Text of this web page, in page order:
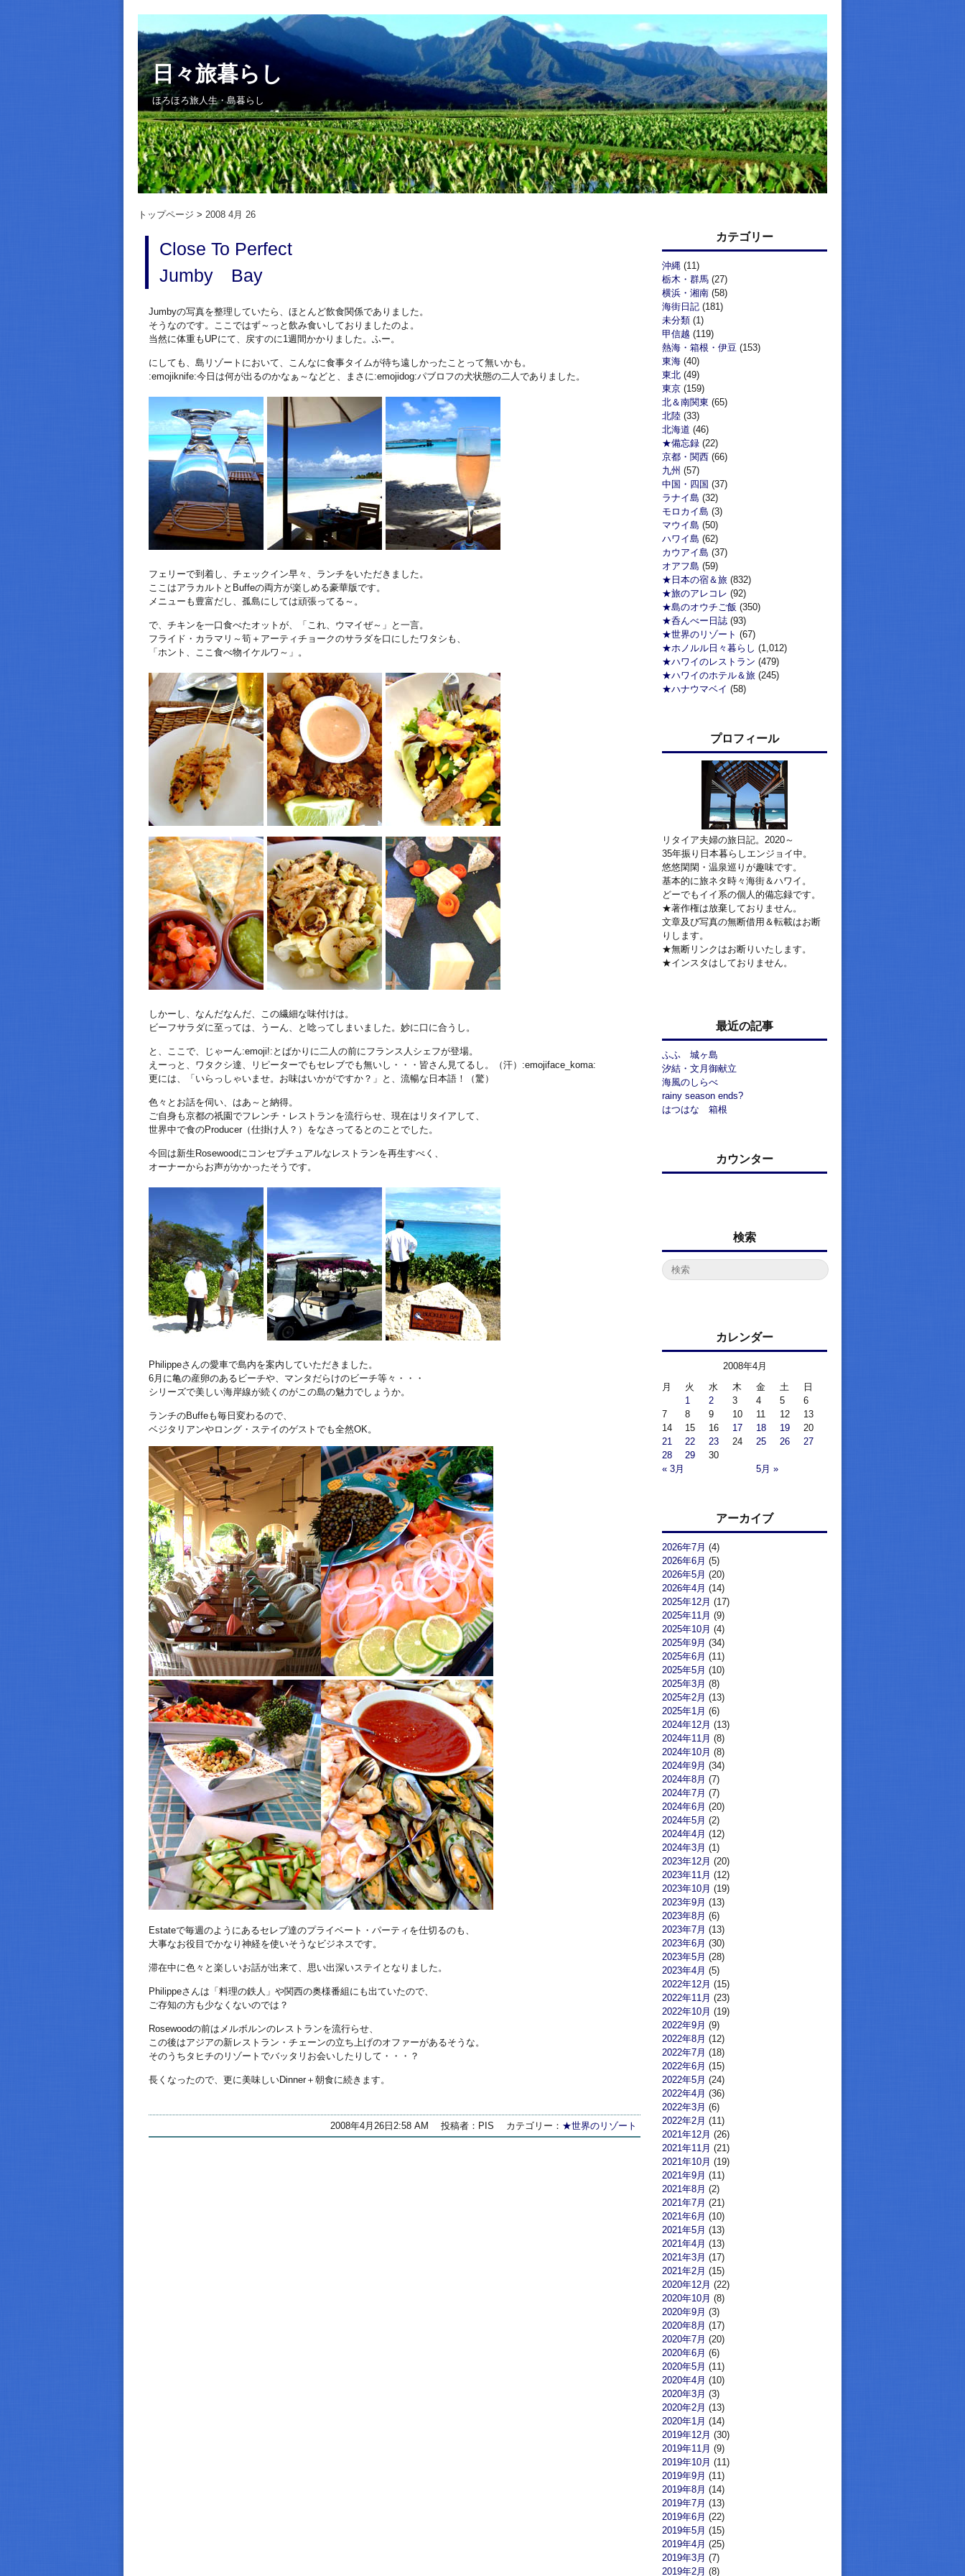
日々旅暮らし
ほろほろ旅人生・島暮らし
トップページ 2008 4月 26
Close To Perfect
Jumby Bay
Jumbyの写真を整理していたら、ほとんど飲食関係でありました。
そうなのです。ここではず～っと飲み食いしておりましたのよ。
当然に体重もUPにて、戻すのに1週間かかりました。ふー。
にしても、島リゾートにおいて、こんなに食事タイムが待ち遠しかったことって無いかも。
:emojiknife:今日は何が出るのかなぁ～などと、まさに:emojidog:パブロフの犬状態の二人でありました。
フェリーで到着し、チェックイン早々、ランチをいただきました。
ここはアラカルトとBuffeの両方が楽しめる豪華版です。
メニューも豊富だし、孤島にしては頑張ってる～。
で、チキンを一口食べたオットが、「これ、ウマイぜ～」と一言。
フライド・カラマリ～筍＋アーティチョークのサラダを口にしたワタシも、
「ホント、ここ食べ物イケルワ～」。
しかーし、なんだなんだ、この繊細な味付けは。
ビーフサラダに至っては、うーん、と唸ってしまいました。妙に口に合うし。
と、ここで、じゃーん:emoji!:とばかりに二人の前にフランス人シェフが登場。
えーっと、ワタクシ達、リピーターでもセレブでも無いし・・・皆さん見てるし。（汗）:emojiface_koma:
更には、「いらっしゃいませ。お味はいかがですか？」と、流暢な日本語！（驚）
色々とお話を伺い、はあ～と納得。
ご自身も京都の祇園でフレンチ・レストランを流行らせ、現在はリタイアして、
世界中で食のProducer（仕掛け人？）をなさってるとのことでした。
今回は新生Rosewoodにコンセプチュアルなレストランを再生すべく、
オーナーからお声がかかったそうです。
Philippeさんの愛車で島内を案内していただきました。
6月に亀の産卵のあるビーチや、マンタだらけのビーチ等々・・・
シリーズで美しい海岸線が続くのがこの島の魅力でしょうか。
ランチのBuffeも毎日変わるので、
ベジタリアンやロング・ステイのゲストでも全然OK。
Estateで毎週のようにあるセレブ達のプライベート・パーティを仕切るのも、
大事なお役目でかなり神経を使いそうなビジネスです。
滞在中に色々と楽しいお話が出来て、思い出深いステイとなりました。
Philippeさんは「料理の鉄人」や関西の奥様番組にも出ていたので、
ご存知の方も少なくないのでは？
Rosewoodの前はメルボルンのレストランを流行らせ、
この後はアジアの新レストラン・チェーンの立ち上げのオファーがあるそうな。
そのうちタヒチのリゾートでバッタリお会いしたりして・・・？
長くなったので、更に美味しいDinner＋朝食に続きます。
2008年4月26日2:58 AM 投稿者：PIS カテゴリー： ★世界のリゾート
カテゴリー
沖縄 (11)
栃木・群馬 (27)
横浜・湘南 (58)
海街日記 (181)
未分類 (1)
甲信越 (119)
熱海・箱根・伊豆 (153)
東海 (40)
東北 (49)
東京 (159)
北＆南関東 (65)
北陸 (33)
北海道 (46)
★備忘録 (22)
京都・関西 (66)
九州 (57)
中国・四国 (37)
ラナイ島 (32)
モロカイ島 (3)
マウイ島 (50)
ハワイ島 (62)
カウアイ島 (37)
オアフ島 (59)
★日本の宿＆旅 (832)
★旅のアレコレ (92)
★島のオウチご飯 (350)
★呑んべー日誌 (93)
★世界のリゾート (67)
★ホノルル日々暮らし (1,012)
★ハワイのレストラン (479)
★ハワイのホテル＆旅 (245)
★ハナウマベイ (58)
プロフィール
リタイア夫婦の旅日記。2020～
35年振り日本暮らしエンジョイ中。
悠悠閑閑・温泉巡りが趣味です。
基本的に旅ネタ時々海街＆ハワイ。
どーでもイイ系の個人的備忘録です。
★著作権は放棄しておりません。
文章及び写真の無断借用＆転載はお断
りします。
★無断リンクはお断りいたします。
★インスタはしておりません。
最近の記事
ふふ 城ヶ島
汐結・文月御献立
海風のしらべ
rainy season ends?
はつはな 箱根
カウンター
検索
カレンダー
2008年4月
月
火 水 木 金 土 日
« 3月 5月 »
1 2 3 4 5
6
7
8 9 10 11 12
13
14
15 16 17 18 19
20
21
22 23 24 25 26
27
28
29 30
アーカイブ
2026年7月 (4)
2026年6月 (5)
2026年5月 (20)
2026年4月 (14)
2025年12月 (17)
2025年11月 (9)
2025年10月 (4)
2025年9月 (34)
2025年6月 (11)
2025年5月 (10)
2025年3月 (8)
2025年2月 (13)
2025年1月 (6)
2024年12月 (13)
2024年11月 (8)
2024年10月 (8)
2024年9月 (34)
2024年8月 (7)
2024年7月 (7)
2024年6月 (20)
2024年5月 (2)
2024年4月 (12)
2024年3月 (1)
2023年12月 (20)
2023年11月 (12)
2023年10月 (19)
2023年9月 (13)
2023年8月 (6)
2023年7月 (13)
2023年6月 (30)
2023年5月 (28)
2023年4月 (5)
2022年12月 (15)
2022年11月 (23)
2022年10月 (19)
2022年9月 (9)
2022年8月 (12)
2022年7月 (18)
2022年6月 (15)
2022年5月 (24)
2022年4月 (36)
2022年3月 (6)
2022年2月 (11)
2021年12月 (26)
2021年11月 (21)
2021年10月 (19)
2021年9月 (11)
2021年8月 (2)
2021年7月 (21)
2021年6月 (10)
2021年5月 (13)
2021年4月 (13)
2021年3月 (17)
2021年2月 (15)
2020年12月 (22)
2020年10月 (8)
2020年9月 (3)
2020年8月 (17)
2020年7月 (20)
2020年6月 (6)
2020年5月 (11)
2020年4月 (10)
2020年3月 (3)
2020年2月 (13)
2020年1月 (14)
2019年12月 (30)
2019年11月 (9)
2019年10月 (11)
2019年9月 (11)
2019年8月 (14)
2019年7月 (13)
2019年6月 (22)
2019年5月 (15)
2019年4月 (25)
2019年3月 (7)
2019年2月 (8)